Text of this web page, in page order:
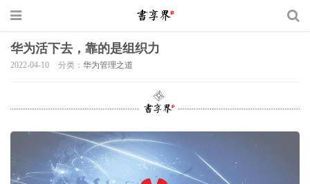
华为活下去，靠的是组织力
2022-04-10 分类： 华为管理之道